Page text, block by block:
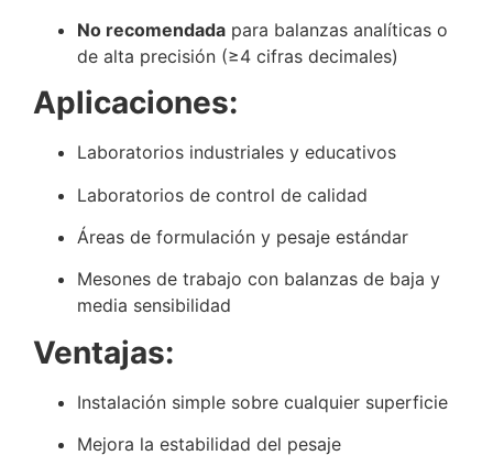
No recomendada para balanzas analíticas o
de alta precisión (≥4 cifras decimales)
Aplicaciones:
Laboratorios industriales y educativos
Laboratorios de control de calidad
Áreas de formulación y pesaje estándar
Mesones de trabajo con balanzas de baja y
media sensibilidad
Ventajas:
Instalación simple sobre cualquier superficie
Mejora la estabilidad del pesaje